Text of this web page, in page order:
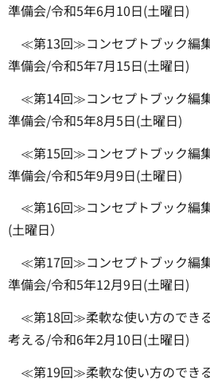
準備会/令和5年6月10日(土曜日)
≪第13回≫コンセプトブック編
準備会/令和5年7月15日(土曜日)
≪第14回≫コンセプトブック編
準備会/令和5年8月5日(土曜日)
≪第15回≫コンセプトブック編
準備会/令和5年9月9日(土曜日)
≪第16回≫コンセプトブック編
(土曜日）
≪第17回≫コンセプトブック編
準備会/令和5年12月9日(土曜日)
≪第18回≫柔軟な使い方のでき
考える/令和6年2月10日(土曜日)
≪第19回≫柔軟な使い方のでき